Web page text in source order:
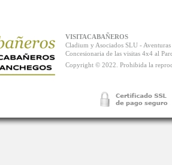
VISITACABAÑEROS
Cladium y Asociados SLU -
Concesionaria de las visitas 4x4 al
Copyright © 2022. Prohibida la